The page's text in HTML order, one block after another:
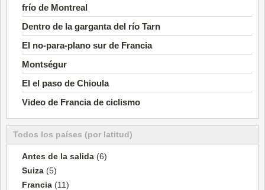
frío de Montreal
Dentro de la garganta del río Tarn
El no-para-plano sur de Francia
Montségur
El el paso de Chioula
Video de Francia de ciclismo
Todos los países (por latitud)
Antes de la salida (6)
Suiza (5)
Francia (11)